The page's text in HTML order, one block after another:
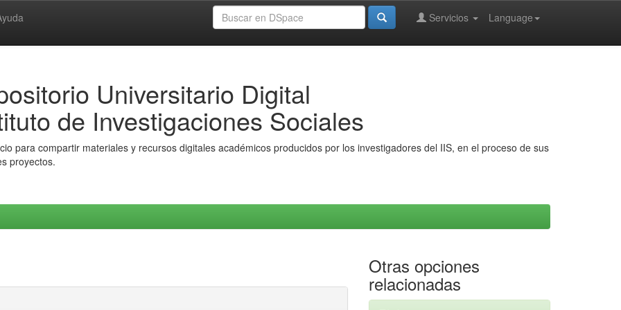
Language
Servicios
Universitario Digital
de Investigaciones Sociales
para compartir materiales y recursos digitales académicos producidos por los investigadores del IIS, en el proceso de sus
proyectos.
Otras opciones
relacionadas